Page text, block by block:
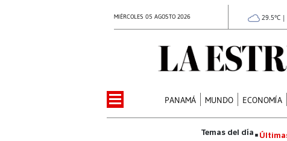
MIÉRCOLES 05 AGOSTO 2026 29.5°C |
PANAMÁ MUNDO ECONOMÍA